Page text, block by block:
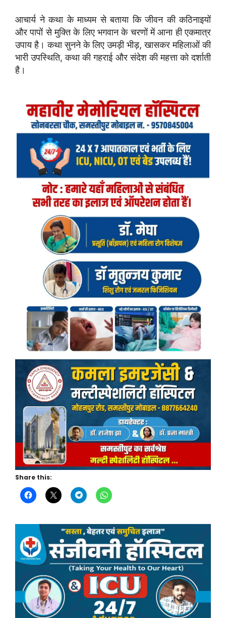
आचार्य ने कथा के माध्यम से बताया कि जीवन की कठिनाइयों
और पापों से मुक्ति के लिए भगवान के चरणों में आना ही एकमात्र
उपाय है। कथा सुनने के लिए उमड़ी भीड़, खासकर महिलाओं की
भारी उपस्थिति, कथा की गहराई और संदेश की महत्ता को दर्शाती
है।
Share this: